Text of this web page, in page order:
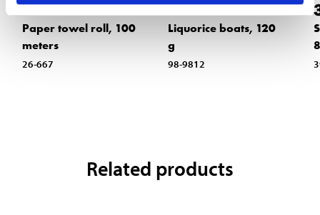
2490
Paper towel roll, 100
meters
26-667
12:-
Liquorice boats, 120
g
98-9812
Related products